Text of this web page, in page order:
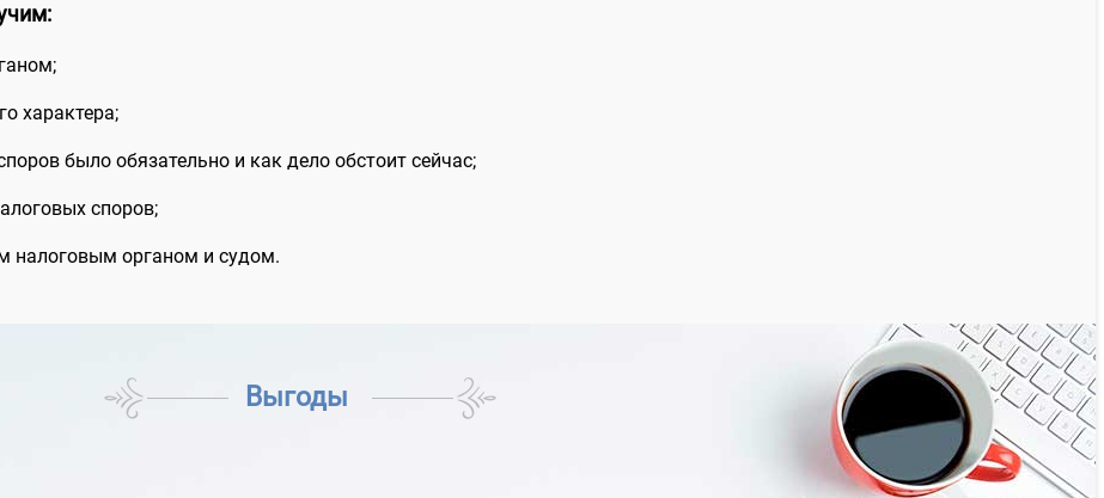
характера;
было обязательно и как дело обстоит сейчас;
споров;
налоговым органом и судом.
Выгоды